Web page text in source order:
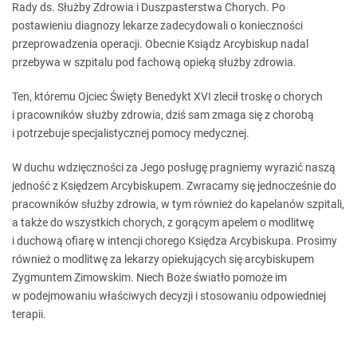
Rady ds. Służby Zdrowia i Duszpasterstwa Chorych. Po
postawieniu diagnozy lekarze zadecydowali o konieczności
przeprowadzenia operacji. Obecnie Ksiądz Arcybiskup nadal
przebywa w szpitalu pod fachową opieką służby zdrowia.
Ten, któremu Ojciec Święty Benedykt XVI zlecił troskę o chorych
i pracowników służby zdrowia, dziś sam zmaga się z chorobą
i potrzebuje specjalistycznej pomocy medycznej.
W duchu wdzięczności za Jego posługę pragniemy wyrazić naszą
jedność z Księdzem Arcybiskupem. Zwracamy się jednocześnie do
pracowników służby zdrowia, w tym również do kapelanów szpitali,
a także do wszystkich chorych, z gorącym apelem o modlitwę
i duchową ofiarę w intencji chorego Księdza Arcybiskupa. Prosimy
również o modlitwę za lekarzy opiekujących się arcybiskupem
Zygmuntem Zimowskim. Niech Boże światło pomoże im
w podejmowaniu właściwych decyzji i stosowaniu odpowiedniej
terapii.